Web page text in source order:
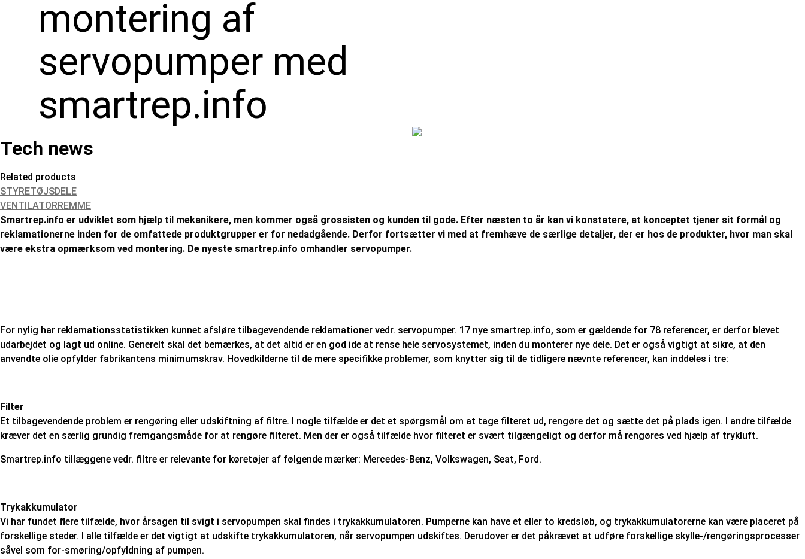
montering af
servopumper med
smartrep.info
Tech news
Related products
STYRETØJSDELE
VENTILATORREMME
Smartrep.info er udviklet som hjælp til mekanikere, men kommer også grossisten og kunden til gode. Efter næsten to år kan vi konstatere, at konceptet tjener sit formål og
reklamationerne inden for de omfattede produktgrupper er for nedadgående. Derfor fortsætter vi med at fremhæve de særlige detaljer, der er hos de produkter, hvor man skal
være ekstra opmærksom ved montering. De nyeste smartrep.info omhandler servopumper.
For nylig har reklamationsstatistikken kunnet afsløre tilbagevendende reklamationer vedr. servopumper. 17 nye smartrep.info, som er gældende for 78 referencer, er derfor blevet
udarbejdet og lagt ud online. Generelt skal det bemærkes, at det altid er en god ide at rense hele servosystemet, inden du monterer nye dele. Det er også vigtigt at sikre, at den
anvendte olie opfylder fabrikantens minimumskrav. Hovedkilderne til de mere specifikke problemer, som knytter sig til de tidligere nævnte referencer, kan inddeles i tre:
Filter
Et tilbagevendende problem er rengøring eller udskiftning af filtre. I nogle tilfælde er det et spørgsmål om at tage filteret ud, rengøre det og sætte det på plads igen. I andre tilfælde
kræver det en særlig grundig fremgangsmåde for at rengøre filteret. Men der er også tilfælde hvor filteret er svært tilgængeligt og derfor må rengøres ved hjælp af trykluft.
Smartrep.info tillæggene vedr. filtre er relevante for køretøjer af følgende mærker: Mercedes-Benz, Volkswagen, Seat, Ford.
Trykakkumulator
Vi har fundet flere tilfælde, hvor årsagen til svigt i servopumpen skal findes i trykakkumulatoren. Pumperne kan have et eller to kredsløb, og trykakkumulatorerne kan være placeret på
forskellige steder. I alle tilfælde er det vigtigt at udskifte trykakkumulatoren, når servopumpen udskiftes. Derudover er det påkrævet at udføre forskellige skylle-/rengøringsprocesser
såvel som for-smøring/opfyldning af pumpen.